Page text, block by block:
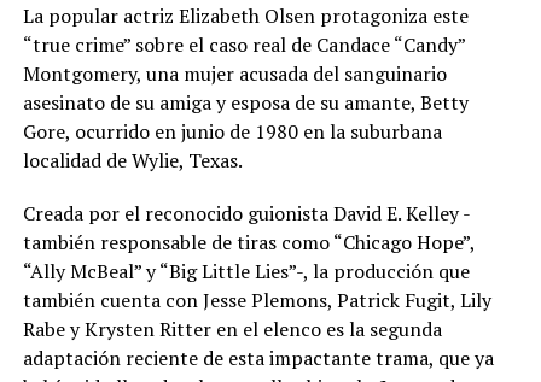
La popular actriz Elizabeth Olsen protagoniza este
“true crime” sobre el caso real de Candace “Candy”
Montgomery, una mujer acusada del sanguinario
asesinato de su amiga y esposa de su amante, Betty
Gore, ocurrido en junio de 1980 en la suburbana
localidad de Wylie, Texas.
Creada por el reconocido guionista David E. Kelley -
también responsable de tiras como “Chicago Hope”,
“Ally McBeal” y “Big Little Lies”-, la producción que
también cuenta con Jesse Plemons, Patrick Fugit, Lily
Rabe y Krysten Ritter en el elenco es la segunda
adaptación reciente de esta impactante trama, que ya